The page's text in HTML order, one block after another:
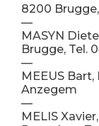
8200
—
MASYN
Brugge, Tel.
—
MEEUS
Anzegem
—
MELIS